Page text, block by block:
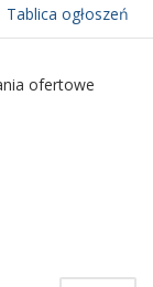
Tablica ogłoszeń
ofertowe